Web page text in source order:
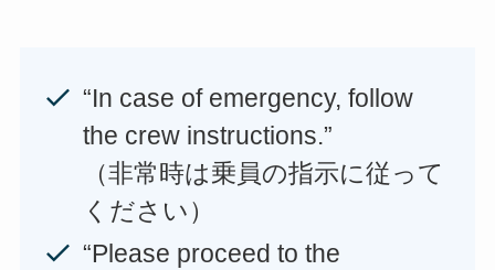
“In case of emergency, follow
the crew instructions.”
（非常時は乗員の指示に従って
ください）
“Please proceed to the